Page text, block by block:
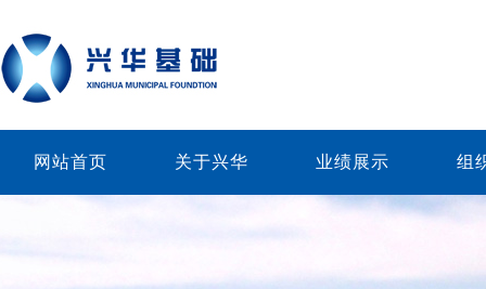
网站首页 关于兴华 业绩展示 组